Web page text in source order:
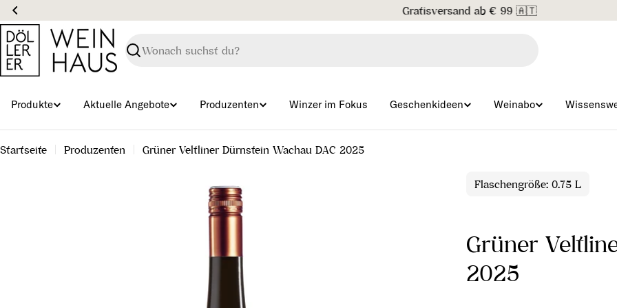
Zum
Inhalt
springen
Gratisversand ab € 99 🇦🇹
Suchen
Produkte Aktuelle Angebote Produzenten Winzer im Fokus Geschenkideen Weinabo
Startseite Produzenten Grüner Veltliner Dürnstein Wachau DAC 2025
Flaschengröße: 0.75 L
Grüner
2025